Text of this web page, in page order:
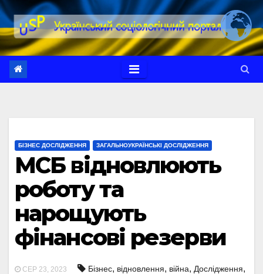
Перейти
до
вмісту
БІЗНЕС ДОСЛІДЖЕННЯ ЗАГАЛЬНОУКРАЇНСЬКІ ДОСЛІДЖЕННЯ
МСБ відновлюють
роботу та
нарощують
фінансові резерви
СЕР 23, 2023 Бізнес, відновлення, війна, Дослідження,